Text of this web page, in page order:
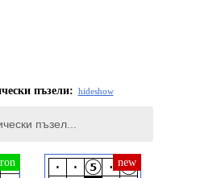
пъзели: hideshow